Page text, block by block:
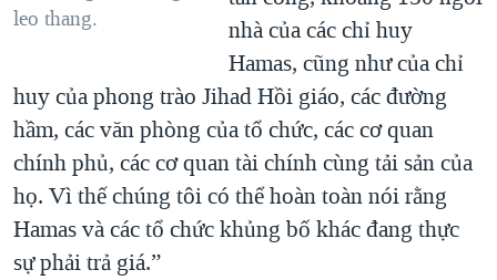
leo thang.
nhà của các chỉ huy
Hamas, cũng như của chỉ
huy của phong trào Jihad Hồi giáo, các đường
hầm, các văn phòng của tổ chức, các cơ quan
chính phủ, các cơ quan tài chính cùng tải sản của
họ. Vì thế chúng tôi có thể hoàn toàn nói rằng
Hamas và các tổ chức khủng bố khác đang thực
sự phải trả giá.”